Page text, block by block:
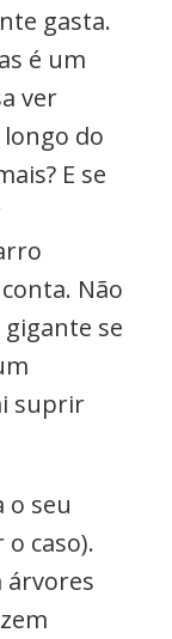
gasta.
é um
ver
do
E se
Não
se
suprir
o seu
caso).
árvores